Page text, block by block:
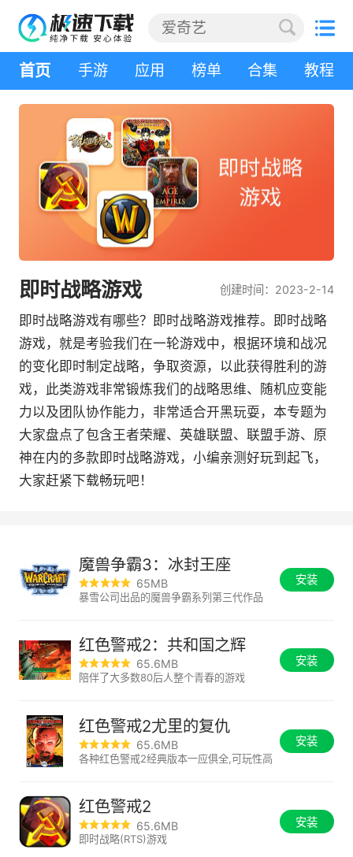
首页 手游 应用 榜单 合集 教程
即时战略游戏 创建时间：2023-2-14
即时战略游戏有哪些？即时战略游戏推荐。即时战略
游戏，就是考验我们在一轮游戏中，根据环境和战况
的变化即时制定战略，争取资源，以此获得胜利的游
戏，此类游戏非常锻炼我们的战略思维、随机应变能
力以及团队协作能力，非常适合开黑玩耍，本专题为
大家盘点了包含王者荣耀、英雄联盟、联盟手游、原
神在内的多款即时战略游戏，小编亲测好玩到起飞，
大家赶紧下载畅玩吧！
魔兽争霸3：冰封王座
65MB
暴雪公司出品的魔兽争霸系列第三代作品
安装
红色警戒2：共和国之辉
65.6MB
陪伴了大多数80后人整个青春的游戏
安装
红色警戒2尤里的复仇
65.6MB
各种红色警戒2经典版本一应俱全,可玩性高
安装
红色警戒2
65.6MB
即时战略(RTS)游戏
安装